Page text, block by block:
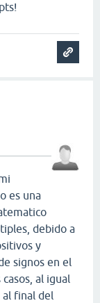
es una
debido a
y
signos en el
al igual
al final del